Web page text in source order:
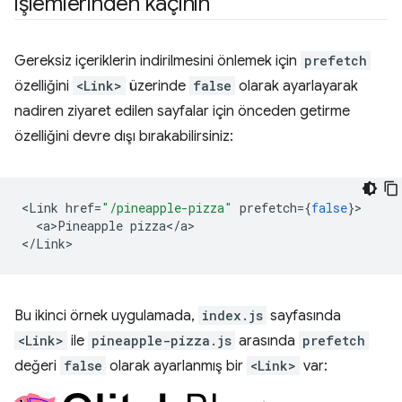
Gereksiz içeriklerin indirilmesini önlemek için prefetch
özelliğini <Link> üzerinde false olarak ayarlayarak
nadiren ziyaret edilen sayfalar için önceden getirme
özelliğini devre dışı bırakabilirsiniz:
<Link href="/pineapple-pizza" prefetch={false}
<a>Pineapple pizza</a>
</Link
Bu ikinci örnek uygulamada, index.js sayfasında
<Link> ile pineapple-pizza.js arasında prefetch
değeri false olarak ayarlanmış bir <Link> var: